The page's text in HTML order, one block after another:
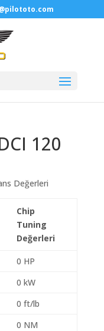
120
Değerleri
Chip
Tuning
Değerleri
0 HP
0 kW
0 ft/lb
0 NM